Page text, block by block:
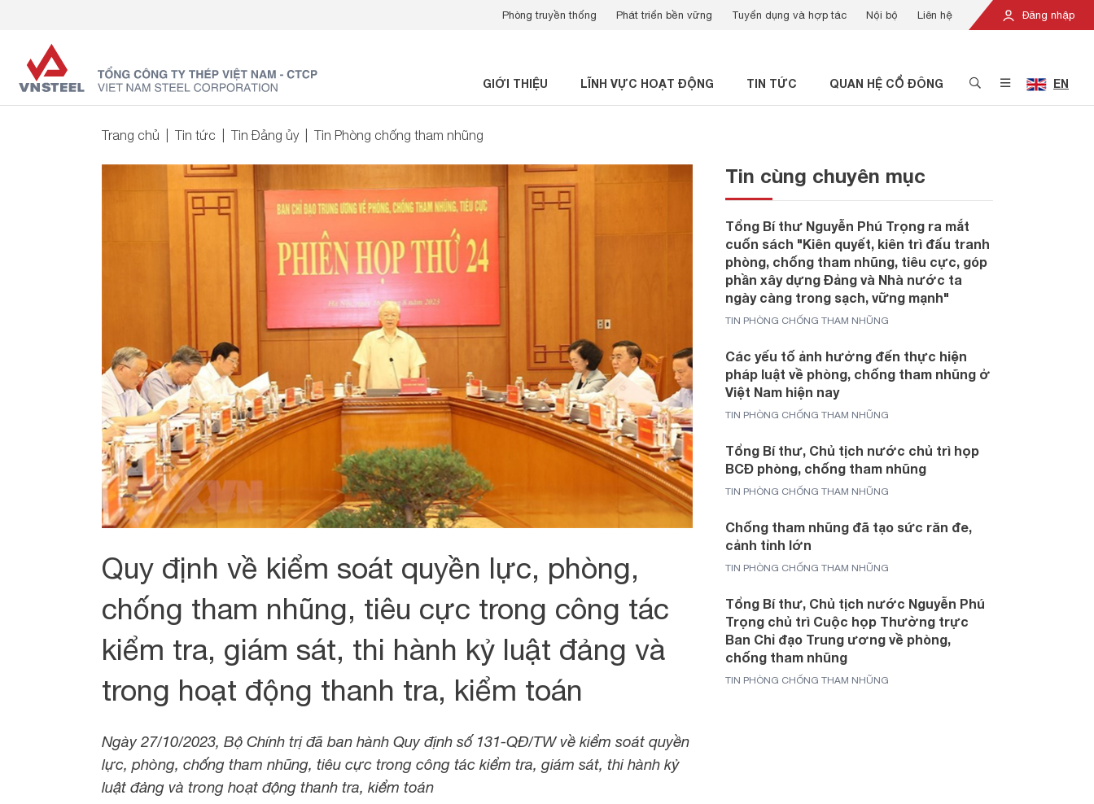
Đăng nhập
Phòng truyền thống Phát triển bền vững Tuyển dụng và hợp tác Nội bộ Liên hệ
GIỚI THIỆU LĨNH VỰC HOẠT ĐỘNG TIN TỨC QUAN HỆ CỔ ĐÔNG EN
Trang chủ Tin tức Tin Đảng ủy Tin Phòng chống tham nhũng
Quy định về kiểm soát quyền lực, phòng,
chống tham nhũng, tiêu cực trong công tác
kiểm tra, giám sát, thi hành kỷ luật đảng và
trong hoạt động thanh tra, kiểm toán
Ngày 27/10/2023, Bộ Chính trị đã ban hành Quy định số 131-QĐ/TW về kiểm soát quyền
lực, phòng, chống tham nhũng, tiêu cực trong công tác kiểm tra, giám sát, thi hành kỷ
luật đảng và trong hoạt động thanh tra, kiểm toán
Tin cùng chuyên mục
Tổng Bí thư Nguyễn Phú Trọng ra mắt
cuốn sách "Kiên quyết, kiên trì đấu tranh
phòng, chống tham nhũng, tiêu cực, góp
phần xây dựng Đảng và Nhà nước ta
ngày càng trong sạch, vững mạnh"
TIN PHÒNG CHỐNG THAM NHŨNG
Các yếu tố ảnh hưởng đến thực hiện
pháp luật về phòng, chống tham nhũng ở
Việt Nam hiện nay
TIN PHÒNG CHỐNG THAM NHŨNG
Tổng Bí thư, Chủ tịch nước chủ trì họp
BCĐ phòng, chống tham nhũng
TIN PHÒNG CHỐNG THAM NHŨNG
Chống tham nhũng đã tạo sức răn đe,
cảnh tỉnh lớn
TIN PHÒNG CHỐNG THAM NHŨNG
Tổng Bí thư, Chủ tịch nước Nguyễn Phú
Trọng chủ trì Cuộc họp Thường trực
Ban Chỉ đạo Trung ương về phòng,
chống tham nhũng
TIN PHÒNG CHỐNG THAM NHŨNG